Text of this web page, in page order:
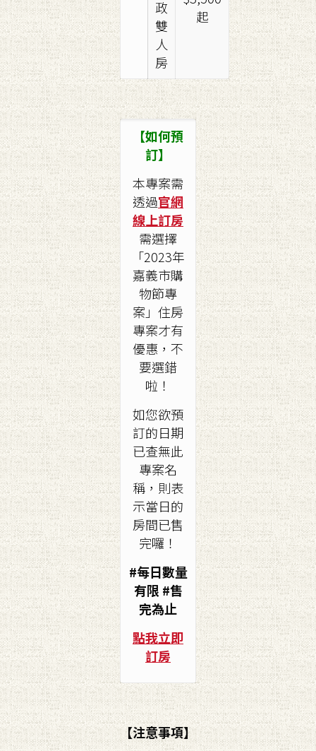
政
雙
人
房
起
【如何預
訂】
本專案需
透過官網
線上訂房
需選擇
「2023年
嘉義市購
物節專
案」住房
專案才有
優惠，不
要選錯
啦！
如您欲預
訂的日期
已查無此
專案名
稱，則表
示當日的
房間已售
完囉！
#每日數量
有限 #售
完為止
點我立即
訂房
【注意事項】